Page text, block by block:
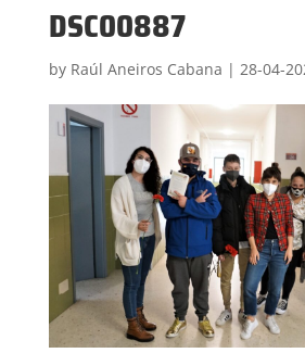
DSC00887
by Raúl Aneiros Cabana | 28-04-